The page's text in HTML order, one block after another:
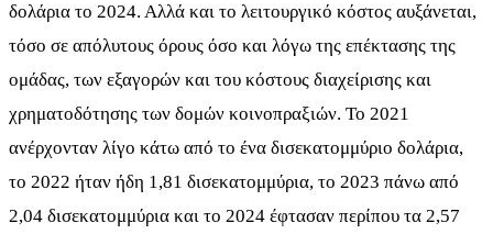
δολάρια το 2024. Αλλά και το λειτουργικό κόστος αυξάνεται,
τόσο σε απόλυτους όρους όσο και λόγω της επέκτασης της
ομάδας, των εξαγορών και του κόστους διαχείρισης και
χρηματοδότησης των δομών κοινοπραξιών. Το 2021
ανέρχονταν λίγο κάτω από το ένα δισεκατομμύριο δολάρια,
το 2022 ήταν ήδη 1,81 δισεκατομμύρια, το 2023 πάνω από
2,04 δισεκατομμύρια και το 2024 έφτασαν περίπου τα 2,57